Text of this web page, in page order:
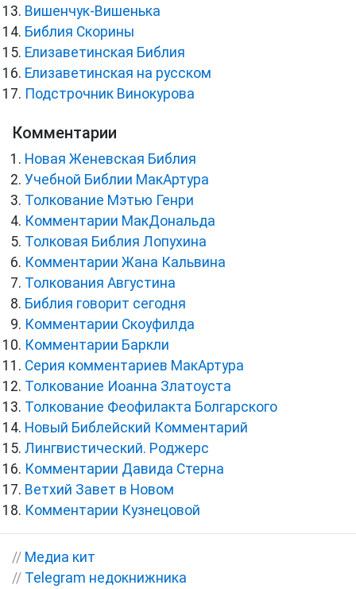
Вишенчук-Вишенька
Библия Скорины
Елизаветинская Библия
Елизаветинская на русском
Подстрочник Винокурова
Комментарии
Новая Женевская Библия
Учебной Библии МакАртура
Толкование Мэтью Генри
Комментарии МакДональда
Толковая Библия Лопухина
Комментарии Жана Кальвина
Толкования Августина
Библия говорит сегодня
Комментарии Скоуфилда
Комментарии Баркли
Серия комментариев МакАртура
Толкование Иоанна Златоуста
Толкование Феофилакта Болгарского
Новый Библейский Комментарий
Лингвистический. Роджерс
Комментарии Давида Стерна
Ветхий Завет в Новом
Комментарии Кузнецовой
// Медиа кит
// Telegram недокнижника